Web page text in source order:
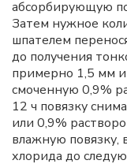
абсорбирующую
Затем нужное
шпателем
до получения
примерно 1,5 мм
смоченную 0,9%
12 ч повязку
или 0,9%
влажную повязку,
хлорида до